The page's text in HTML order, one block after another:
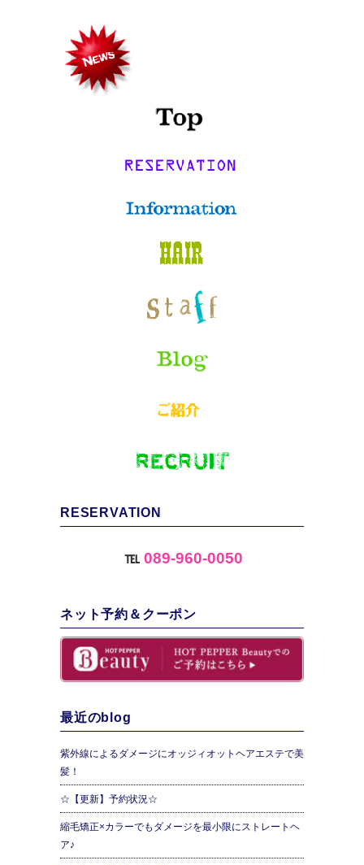
RESERVATION
℡ 089-960-0050
ネット予約＆クーポン
最近のblog
紫外線によるダメージにオッジィオットヘアエステで美
髪！
☆【更新】予約状況☆
縮毛矯正×カラーでもダメージを最小限にストレートヘ
ア♪